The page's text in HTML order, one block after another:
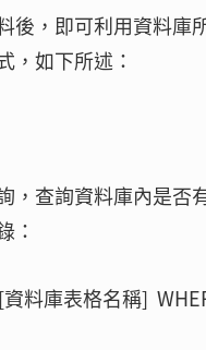
後，即可利用資料庫
，如下所述：
，查詢資料庫內是否
：
料庫表格名稱]